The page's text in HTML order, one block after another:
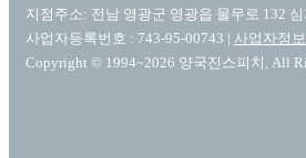
지점주소: 전남 영광군 영광읍 물무로 132
사업자등록번호 : 743-95-00743 | 사업자정
Copyright © 1994~2026 양국진스피치, All